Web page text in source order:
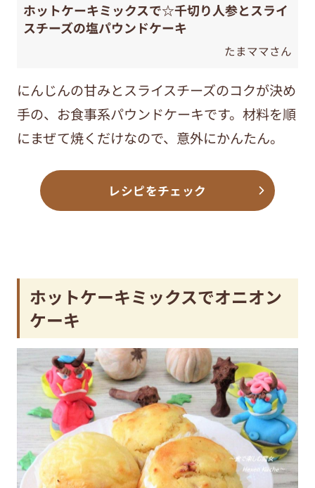
ホットケーキミックスで☆千切り人参とスライ
スチーズの塩パウンドケーキ
たまママさん
にんじんの甘みとスライスチーズのコクが決め
手の、お食事系パウンドケーキです。材料を順
にまぜて焼くだけなので、意外にかんたん。
レシピをチェック
ホットケーキミックスでオニオン
ケーキ